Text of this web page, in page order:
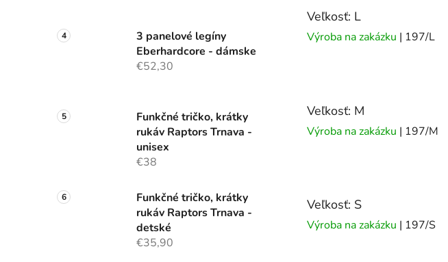
3 panelové legíny
Eberhardcore - dámske
€52,30
Funkčné tričko, krátky
rukáv Raptors Trnava -
unisex
€38
Funkčné tričko, krátky
rukáv Raptors Trnava -
detské
€35,90
Veľkosť: L
Výroba na zakázku | 197/L
Veľkosť: M
Výroba na zakázku | 197/M
Veľkosť: S
Výroba na zakázku | 197/S